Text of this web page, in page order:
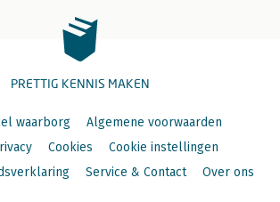
PRETTIG KENNIS MAKEN
waarborg
Algemene voorwaarden
Cookies
Cookie instellingen
Service & Contact Over ons